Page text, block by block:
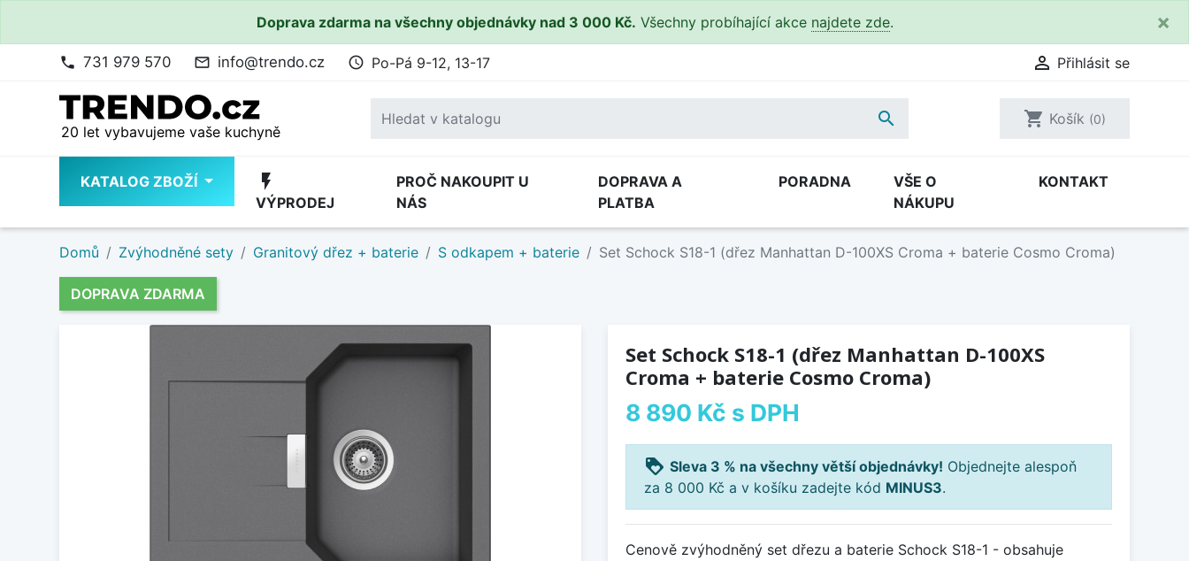
Doprava zdarma na všechny objednávky nad 3 000 Kč. Všechny probíhající akce najdete zde. ×
phone 731 979 570 mail_outline info@trendo.cz access_time Po-Pá 9-12, 13-17  Přihlásit se
20 let vybavujeme vaše kuchyně
 shopping_cart Košík (0)
KATALOG ZBOŽÍ flash_on
VÝPRODEJ
PROČ NAKOUPIT U
NÁS
DOPRAVA A
PLATBA
PORADNA
VŠE O
NÁKUPU
KONTAKT
Domů Zvýhodněné sety Granitový dřez + baterie S odkapem + baterie Set Schock S18-1 (dřez Manhattan D-100XS Croma + baterie Cosmo Croma)
DOPRAVA ZDARMA
Set Schock S18-1 (dřez Manhattan D-100XS
Croma + baterie Cosmo Croma)
8 890 Kč s DPH
loyalty Sleva 3 % na všechny větší objednávky! Objednejte alespoň
za 8 000 Kč a v košíku zadejte kód MINUS3.
Cenově zvýhodněný set dřezu a baterie Schock S18-1 - obsahuje